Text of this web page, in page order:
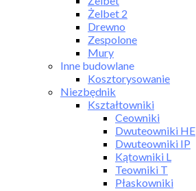
Żelbet 2
Drewno
Zespolone
Mury
Inne budowlane
Kosztorysowanie
Niezbędnik
Kształtowniki
Ceowniki
Dwuteowniki HE
Dwuteowniki IP
Kątowniki L
Teowniki T
Płaskowniki